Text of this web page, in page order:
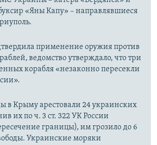
«Яны Капу» – направлявшиеся
применение оружия против
ведомство утверждало, что три
корабля «незаконно пересекли
в Крыму арестовали 24 украинских
их по ч. 3 ст. 322 УК России
границы), им грозило до 6
Украинские моряки